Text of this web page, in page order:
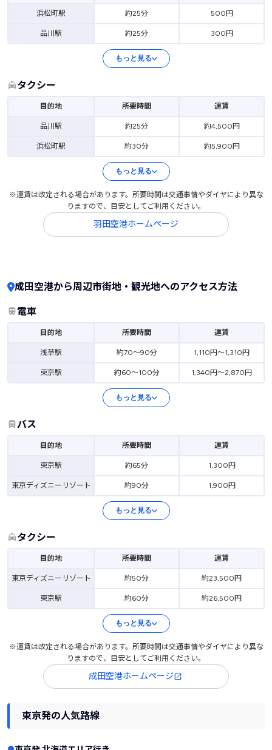
浜松町駅 約25分 500円
品川駅 約25分 300円
もっと見る
タクシー
目的地 所要時間 運賃
品川駅 約25分 約4,500円
浜松町駅 約30分 約5,900円
もっと見る
※運賃は改定される場合があります。所要時間は交通事情やダイヤにより異な
りますので、目安としてご利用ください。
羽田空港ホームページ
成田空港から周辺市街地・観光地へのアクセス方法
電車
目的地 所要時間 運賃
浅草駅 約70～90分 1,110円～1,310円
東京駅 約60～100分 1,340円～2,870円
もっと見る
バス
目的地 所要時間 運賃
東京駅 約65分 1,300円
東京ディズニーリゾート 約90分 1,900円
もっと見る
タクシー
目的地 所要時間 運賃
東京ディズニーリゾート 約50分 約23,500円
東京駅 約60分 約26,500円
もっと見る
※運賃は改定される場合があります。所要時間は交通事情やダイヤにより異な
りますので、目安としてご利用ください。
成田空港ホームページ
東京発の人気路線